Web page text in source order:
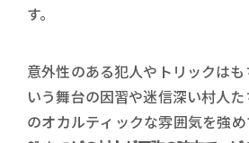
す。
意外性のある犯人やトリックは
いう舞台の因習や迷信深い村人
のオカルティックな雰囲気を強